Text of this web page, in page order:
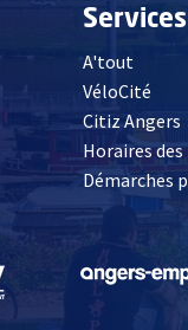
A'tout
VéloCité
Citiz Angers
Horaires
Démarches
, Ouvre une nouvelle